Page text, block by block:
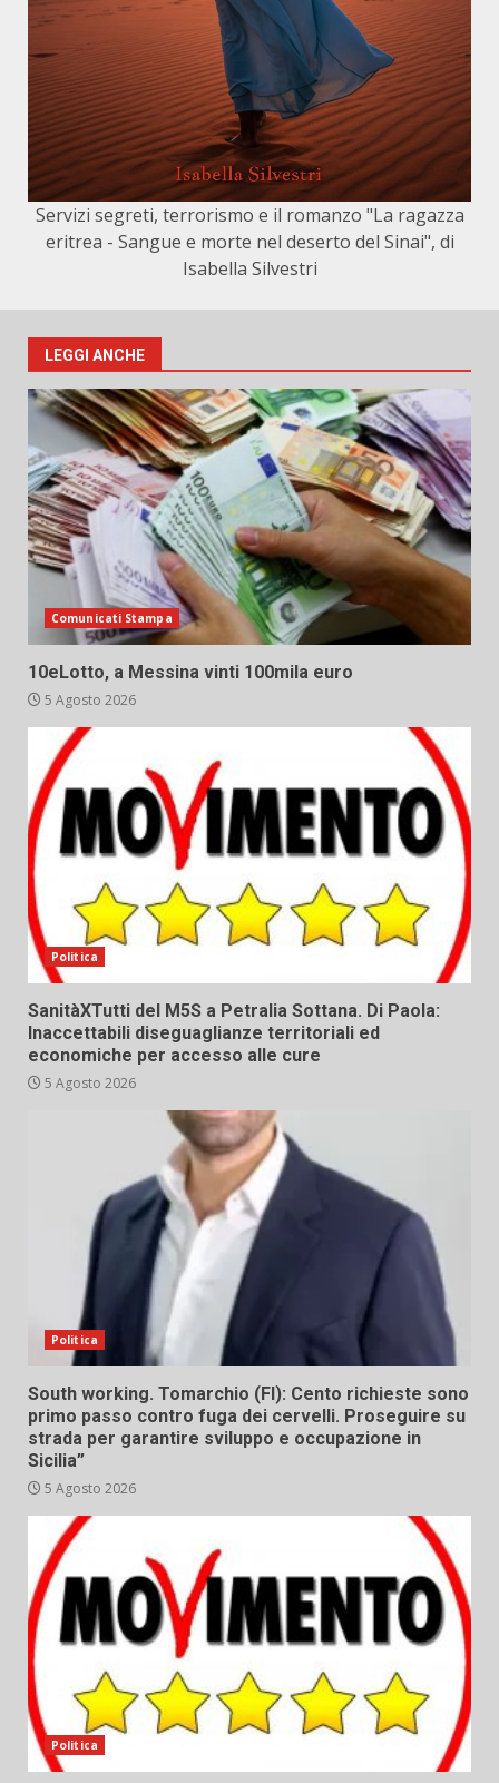
Servizi segreti, terrorismo e il romanzo "La ragazza
eritrea - Sangue e morte nel deserto del Sinai", di
Isabella Silvestri
LEGGI ANCHE
Comunicati Stampa
10eLotto, a Messina vinti 100mila euro
5 Agosto 2026
Politica
SanitàXTutti del M5S a Petralia Sottana. Di Paola:
Inaccettabili diseguaglianze territoriali ed
economiche per accesso alle cure
5 Agosto 2026
Politica
South working. Tomarchio (FI): Cento richieste sono
primo passo contro fuga dei cervelli. Proseguire su
strada per garantire sviluppo e occupazione in
Sicilia”
5 Agosto 2026
Politica